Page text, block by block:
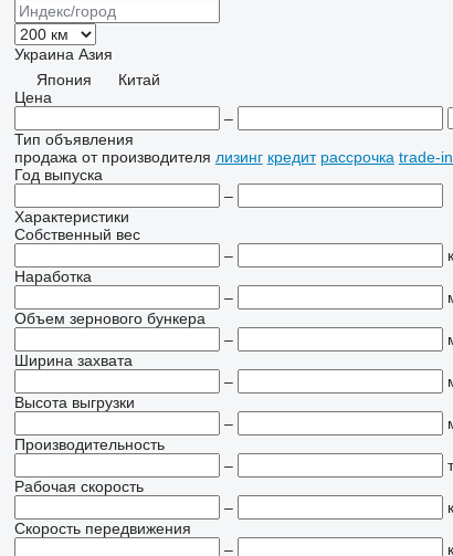
Украина Азия
Япония
Китай
Цена
–
Тип объявления
продажа от производителя лизинг кредит рассрочка trade-
Год выпуска
–
Характеристики
Собственный вес
–
Наработка
–
Объем зернового бункера
–
Ширина захвата
–
Высота выгрузки
–
Производительность
–
Рабочая скорость
–
Скорость передвижения
–